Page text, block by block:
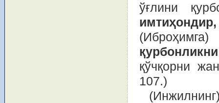
ўғлини
(Иброҳимга)
қўчқорни
107.)